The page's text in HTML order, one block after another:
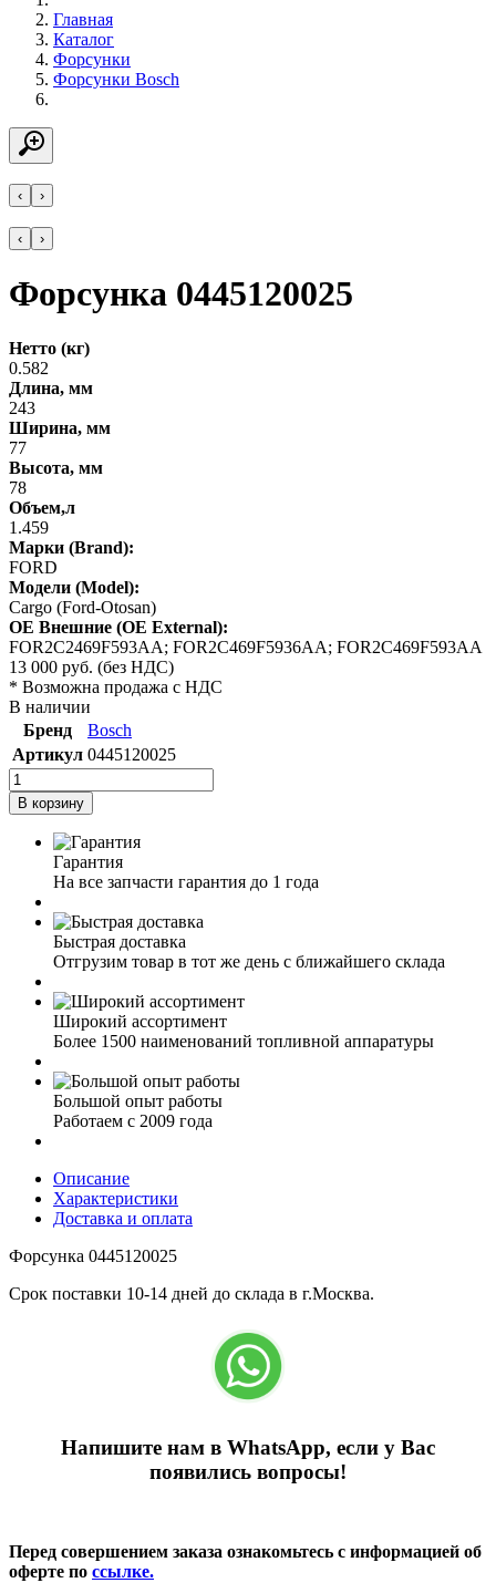
Главная
Каталог
Форсунки
Форсунки Bosch
‹ ›
‹ ›
Форсунка 0445120025
Нетто (кг)
0.582
Длина, мм
243
Ширина, мм
77
Высота, мм
78
Объем,л
1.459
Марки (Brand):
FORD
Модели (Model):
Cargo (Ford-Otosan)
OE Внешние (OE External):
FOR2C2469F593AA; FOR2C469F5936AA; FOR2C469F593AA
13 000 руб. (без НДС)
* Возможна продажа с НДС
В наличии
Бренд
Bosch
Артикул 0445120025
В корзину
Гарантия
На все запчасти гарантия до 1 года
Быстрая доставка
Отгрузим товар в тот же день с ближайшего склада
Широкий ассортимент
Более 1500 наименований топливной аппаратуры
Большой опыт работы
Работаем с 2009 года
Описание
Характеристики
Доставка и оплата
Форсунка 0445120025
Срок поставки 10-14 дней до склада в г.Москва.
Напишите нам в WhatsApp, если у Вас
появились вопросы!
Перед совершением заказа ознакомьтесь с информацией об
оферте по ссылке.